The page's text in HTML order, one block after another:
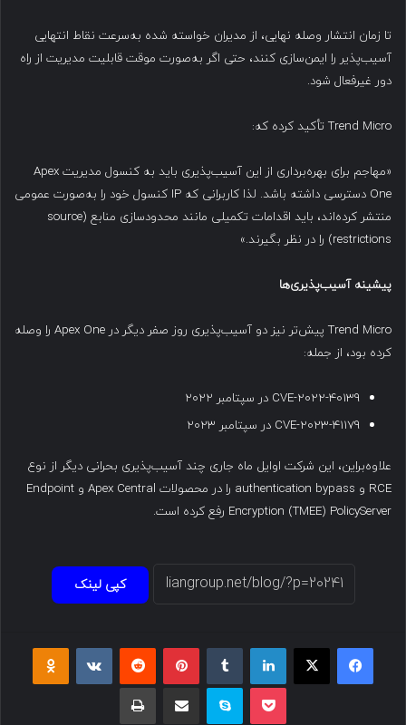
تا زمان انتشار وصله نهایی، از مدیران خواسته شده به‌سرعت نقاط انتهایی
آسیب‌پذیر را ایمن‌سازی کنند، حتی اگر به‌صورت موقت قابلیت مدیریت از راه
دور غیرفعال شود.
Trend Micro تأکید کرده که:
«مهاجم برای بهره‌برداری از این آسیب‌پذیری باید به کنسول مدیریت Apex
One دسترسی داشته باشد. لذا کاربرانی که IP کنسول خود را به‌صورت عمومی
منتشر کرده‌اند، باید اقدامات تکمیلی مانند محدودسازی منابع (source
restrictions) را در نظر بگیرند.»
پیشینه آسیب‌پذیری‌ها
Trend Micro پیش‌تر نیز دو آسیب‌پذیری روز صفر دیگر در Apex One را وصله
کرده بود، از جمله:
CVE-2022-40139 در سپتامبر ۲۰۲۲
CVE-2023-41179 در سپتامبر ۲۰۲۳
علاوه‌براین، این شرکت اوایل ماه جاری چند آسیب‌پذیری بحرانی دیگر از نوع
RCE و authentication bypass را در محصولات Apex Central و Endpoint
Encryption (TMEE) PolicyServer رفع کرده است.
کپی لینک
فیسبوک ایکس لینکداین پینتریست
پاکت اسکایپ چاپ